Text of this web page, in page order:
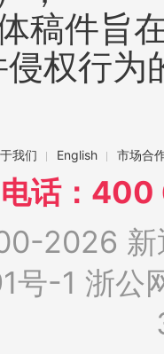
稿件旨
权行为
我们 English 市场合
话：
2026 新
号-1 浙公